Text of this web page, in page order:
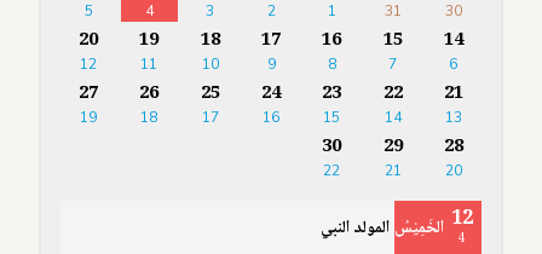
30
31
1
2
3
4
5
14
6
15
7
16
8
17
9
18
10
19
11
20
12
21
13
22
14
23
15
24
16
25
17
26
18
27
19
28
20
29
21
30
22
12
4 الخَمِيْسُ المولد النبي